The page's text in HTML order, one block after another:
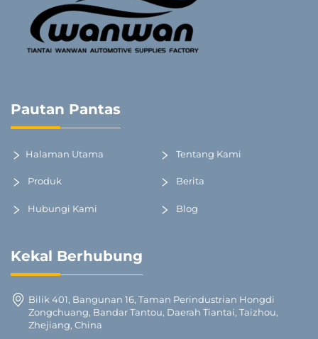
Pautan Pantas
Halaman Utama Tentang Kami
Produk Berita
Hubungi Kami Blog
Kekal Berhubung
Bilik 401, Bangunan 16, Taman Perindustrian Hongdi
Zongchuang, Bandar Tantou, Daerah Tiantai, Taizhou,
Zhejiang, China